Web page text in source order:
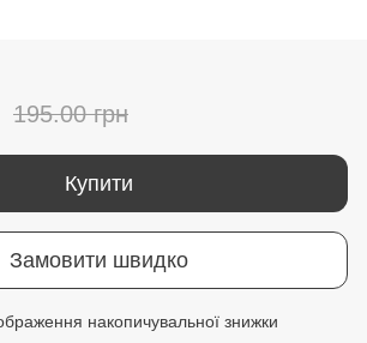
195.00 грн
Купити
Замовити швидко
накопичувальної знижки